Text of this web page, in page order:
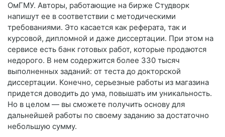
ОмГМУ. Авторы, работающие на бирже Студворк
напишут ее в соответствии с методическими
требованиями. Это касается как реферата, так и
курсовой, дипломной и даже диссертации. При этом на
сервисе есть банк готовых работ, которые продаются
недорого. В нем содержится более 330 тысяч
выполненных заданий: от теста до докторской
диссертации. Конечно, серьезные работы из магазина
придется доводить до ума, повышать им уникальность.
Но в целом — вы сможете получить основу для
дальнейшей работы по своему заданию за достаточно
небольшую сумму.